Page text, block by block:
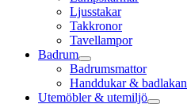
Ljusstakar
Takkronor
Tavellampor
Badrum
Badrumsmattor
Handdukar & badlakan
Utemöbler & utemiljö